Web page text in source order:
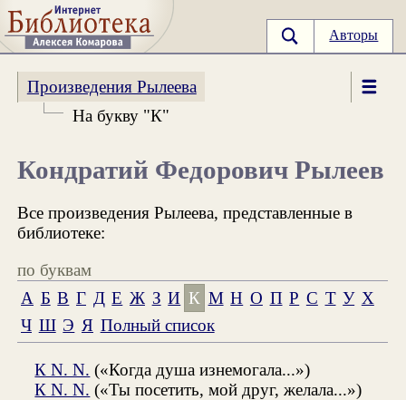
Авторы
Произведения Рылеева
На букву "К"
Кондратий Федорович Рылеев
Все произведения Рылеева, представленные в
библиотеке:
по буквам
А Б В Г Д Е Ж З И К М Н О П Р С Т У Х
Ч Ш Э Я Полный список
К N. N. («Когда душа изнемогала...»)
К N. N. («Ты посетить, мой друг, желала...»)